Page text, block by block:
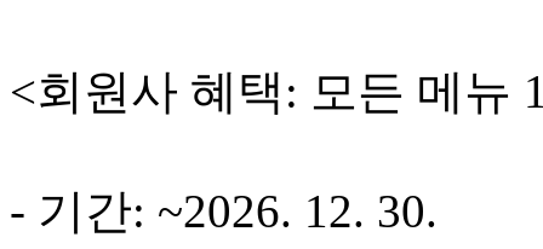
<회원사 혜택: 모든 메뉴
- 기간: ~2026. 12. 30.